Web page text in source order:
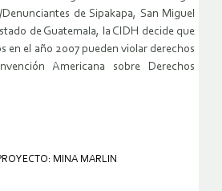
de Sipakapa, San Miguel
de Guatemala, la CIDH decide que
en el año 2007 pueden violar derechos
Americana sobre Derechos
MINA MARLIN